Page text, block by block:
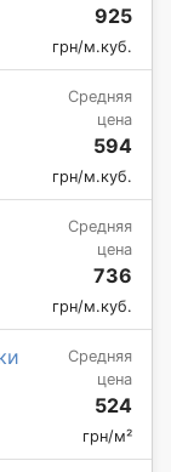
925
грн/м.куб.
Средняя
цена
594
грн/м.куб.
Средняя
цена
736
грн/м.куб.
Средняя
цена
524
грн/м²